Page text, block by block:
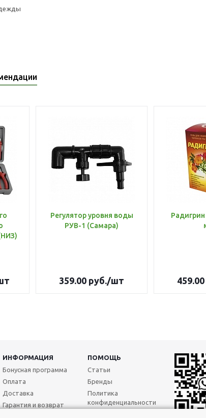
№5а` (НИЗ)
Регулятор уровня воды
РУВ-1 (Самара)
359.00 руб./шт 459.00
ИНФОРМАЦИЯ
ПОМОЩЬ
Бонусная программа
Оплата
Доставка
Гарантия и возврат
Статьи
Бренды
Политика
конфиденциальности